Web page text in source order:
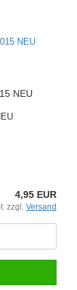
NEU
4,95 EUR
zzgl. Versand